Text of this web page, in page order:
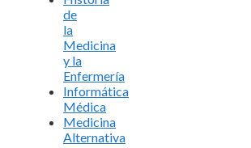
de
la
Medicina
y la
Enfermería
Informática
Médica
Medicina
Alternativa